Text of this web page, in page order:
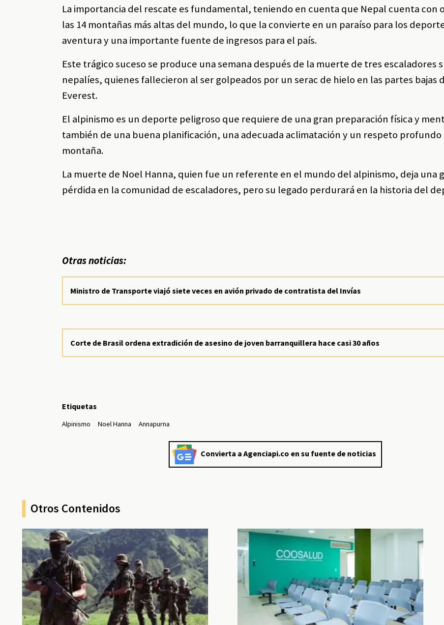
La importancia del rescate es fundamental, teniendo en cuenta que Nepal cuenta con
las 14 montañas más altas del mundo, lo que la convierte en un paraíso para los
aventura y una importante fuente de ingresos para el país.
Este trágico suceso se produce una semana después de la muerte de tres escaladores
nepalíes, quienes fallecieron al ser golpeados por un serac de hielo en las partes bajas
Everest.
El alpinismo es un deporte peligroso que requiere de una gran preparación física y
también de una buena planificación, una adecuada aclimatación y un respeto profundo
montaña.
La muerte de Noel Hanna, quien fue un referente en el mundo del alpinismo, deja una
pérdida en la comunidad de escaladores, pero su legado perdurará en la historia del
Otras noticias:
Ministro de Transporte viajó siete veces en avión privado de contratista del Invías
Corte de Brasil ordena extradición de asesino de joven barranquillera hace casi 30 años
Etiquetas
Alpinismo Noel Hanna Annapurna
Convierta a Agenciapi.co en su fuente de noticias
Otros Contenidos